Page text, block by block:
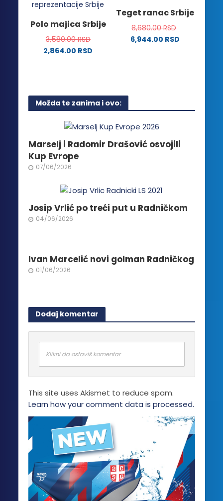
varijanti.
mogu
biti
izabrane
mogu
biti
izabrane
Polo majica Srbije
3,580.00RSD
2,864.00 RSD
više
varijanti.
Opcije
mogu
biti
izabrane
na
proizvoda.
Teget ranac Srbije
8,680.00RSD
6,944.00 RSD
Možda te zanima i ovo:
Marselj i Radomir Drašović osvojili
Kup Evrope
07/06/2026
Josip Vrlić po treći put u Radničkom
04/06/2026
Ivan Marcelić novi golman Radničkog
01/06/2026
Dodaj komentar
Klikni da ostaviš komentar
This site uses Akismet to reduce spam.
Learn how your comment data is processed.